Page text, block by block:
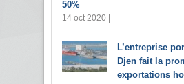
50%
14 oct 2020 |
L’entreprise
Djen fait la
exportations